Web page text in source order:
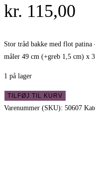
kr. 115,00
Stor tråd bakke med flot
måler 49 cm (+greb 1,5 cm) x
1 på lager
Stor
tråd
TILFØJ TIL KURV
Varenummer (SKU): 50607